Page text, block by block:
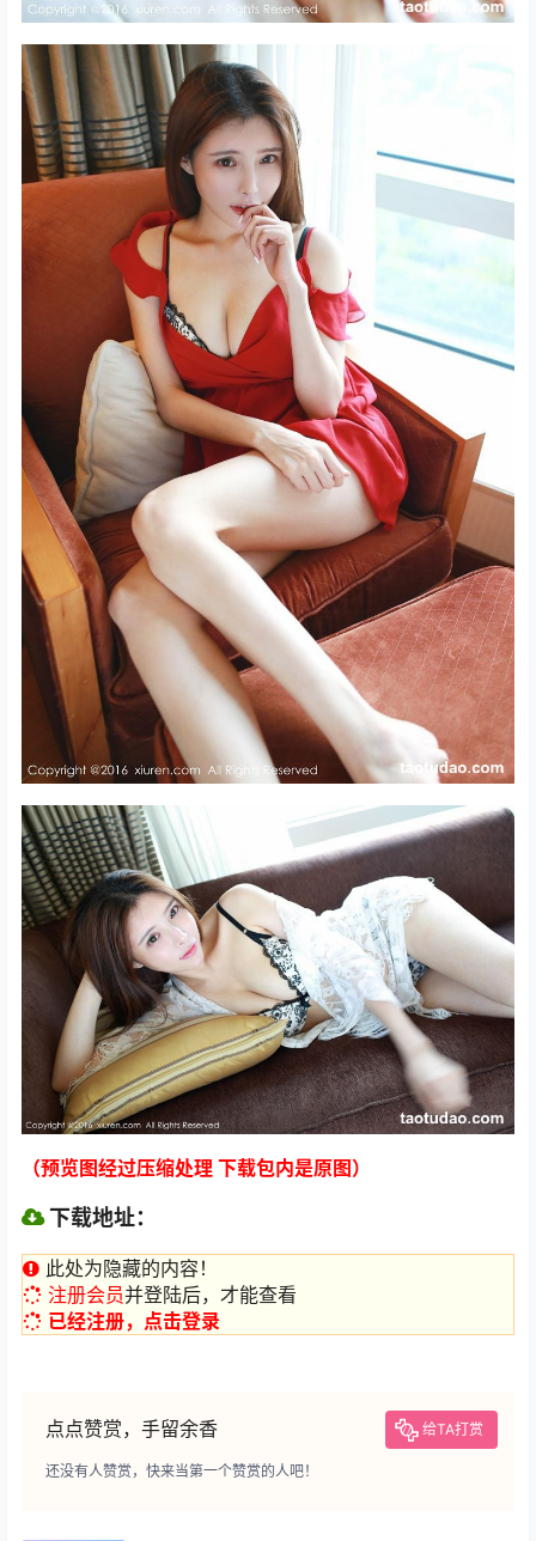
（预览图经过压缩处理 下载包内是原图）
下载地址：
此处为隐藏的内容！
注册会员并登陆后，才能查看
已经注册，点击登录
点点赞赏，手留余香 给TA打赏
还没有人赞赏，快来当第一个赞赏的人吧！